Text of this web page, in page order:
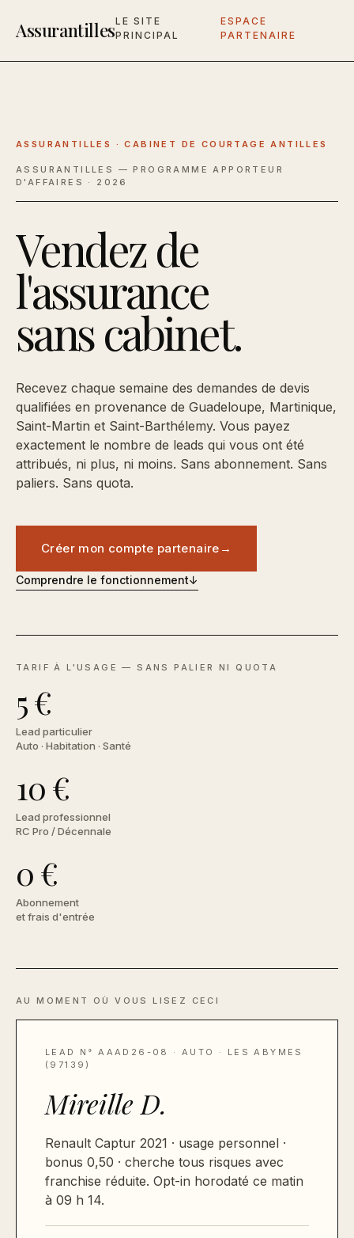
AssurantillesLE SITE
PRINCIPAL
ESPACE
PARTENAIRE
ASSURANTILLES · CABINET DE COURTAGE ANTILLES
ASSURANTILLES — PROGRAMME APPORTEUR
D'AFFAIRES · 2026
Vendez de
l'assurance
sans cabinet.
Recevez chaque semaine des demandes de devis
qualifiées en provenance de Guadeloupe, Martinique,
Saint-Martin et Saint-Barthélemy. Vous payez
exactement le nombre de leads qui vous ont été
attribués, ni plus, ni moins. Sans abonnement. Sans
paliers. Sans quota.
Créer mon compte partenaire →
Comprendre le fonctionnement↓
TARIF À L'USAGE — SANS PALIER NI QUOTA
5 €
Lead particulier
Auto · Habitation · Santé
10 €
Lead professionnel
RC Pro / Décennale
0 €
Abonnement
et frais d'entrée
AU MOMENT OÙ VOUS LISEZ CECI
LEAD N° AAAD26-08 · AUTO · LES ABYMES
(97139)
Mireille D.
Renault Captur 2021 · usage personnel ·
bonus 0,50 · cherche tous risques avec
franchise réduite. Opt-in horodaté ce matin
à 09 h 14.